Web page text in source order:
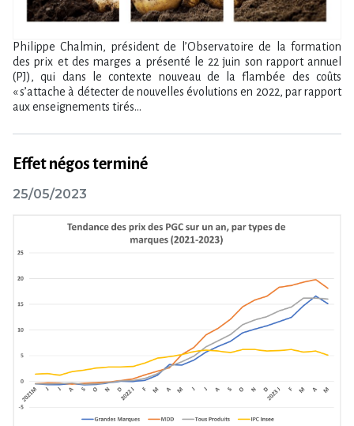
Philippe Chalmin, président de l’Observatoire de la formation
des prix et des marges a présenté le 22 juin son rapport annuel
(PJ), qui dans le contexte nouveau de la flambée des coûts
« s’attache à détecter de nouvelles évolutions en 2022, par rapport
aux enseignements tirés...
Effet négos terminé
25/05/2023